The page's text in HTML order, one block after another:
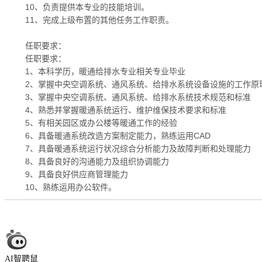
10、负责提供本专业的技能培训。
11、完成上级布置的其他任务工作职责。
任职要求：
任职要求：
1、本科学历，暖通给排水专业相关专业毕业
2、掌握中央空调系统、通风系统、给排水系统设备设施的工作原
3、掌握中央空调系统、通风系统、给排水系统技术规范和标准
4、熟悉并掌握暖通系统运行、维护维保技术要求和标准
5、有相关园区或办公楼等暖通工作的经验
6、具备暖通系统改造方案制定能力，熟练运用CAD
7、具备暖通系统运行状况综合分析能力及故障判断和处理能力
8、具备良好的沟通能力及组织协调能力
9、具备良好供应商管理能力
10、熟练运用办公软件。
AI智聘鼠